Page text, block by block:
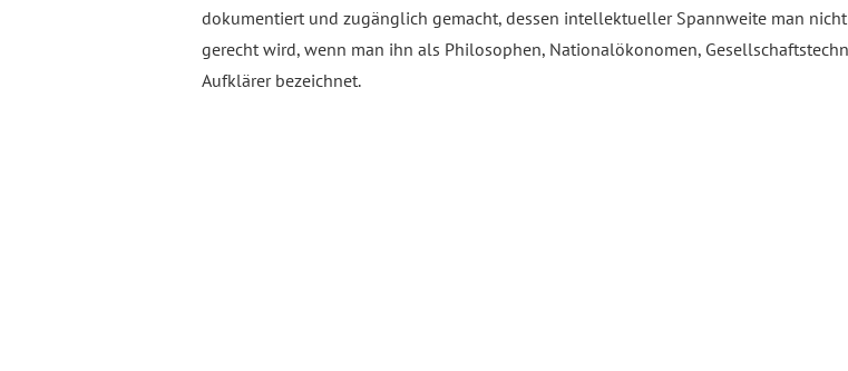
dokumentiert und zugänglich gemacht, dessen intellektueller Spannweite man
gerecht wird, wenn man ihn als Philosophen, Nationalökonomen,
Aufklärer bezeichnet.